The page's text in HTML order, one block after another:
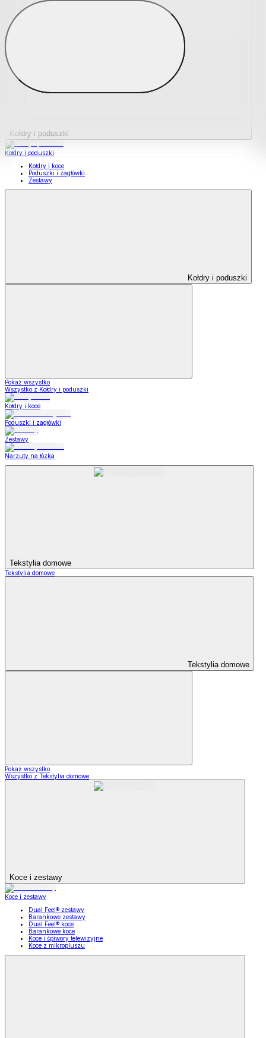
Podkładki na materace
Materace nawierzchniowe
Kołdry i poduszki
Kołdry i poduszki
Kołdry i koce
Poduszki i zagłówki
Zestawy
Kołdry i poduszki
Pokaż wszystko
Wszystko z Kołdry i poduszki
Kołdry i koce
Poduszki i zagłówki
Zestawy
Narzuty na łózka
Tekstylia domowe
Tekstylia domowe
Tekstylia domowe
Pokaż wszystko
Wszystko z Tekstylia domowe
Koce i zestawy
Koce i zestawy
Dual Feel® zestawy
Barankowe zestawy
Dual Feel® koce
Barankowe koce
Koce i śpiwory telewizyjne
Koce z mikropluszu